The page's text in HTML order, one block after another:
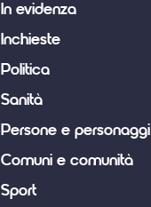
In evidenza
Inchieste
Politica
Sanità
Persone e personaggi
Comuni e comunità
Sport